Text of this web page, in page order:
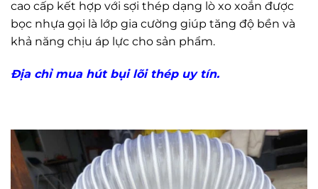
cao cấp kết hợp với sợi thép dạng lò xo xoắn được
bọc nhựa gọi là lớp gia cường giúp tăng độ bền và
khả năng chịu áp lực cho sản phẩm.
Địa chỉ mua hút bụi lõi thép uy tín.